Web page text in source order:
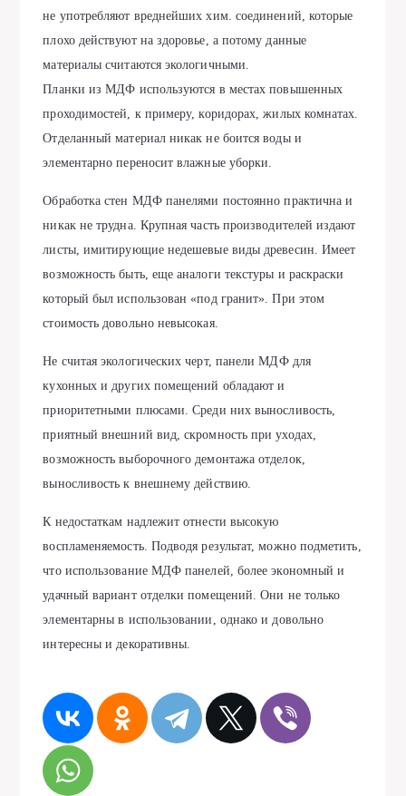
не употребляют вреднейших хим. соединений, которые
плохо действуют на здоровье, а потому данные
материалы считаются экологичными.
Планки из МДФ используются в местах повышенных
проходимостей, к примеру, коридорах, жилых комнатах.
Отделанный материал никак не боится воды и
элементарно переносит влажные уборки.
Обработка стен МДФ панелями постоянно практична и
никак не трудна. Крупная часть производителей издают
листы, имитирующие недешевые виды древесин. Имеет
возможность быть, еще аналоги текстуры и раскраски
который был использован «под гранит». При этом
стоимость довольно невысокая.
Не считая экологических черт, панели МДФ для
кухонных и других помещений обладают и
приоритетными плюсами. Среди них выносливость,
приятный внешний вид, скромность при уходах,
возможность выборочного демонтажа отделок,
выносливость к внешнему действию.
К недостаткам надлежит отнести высокую
воспламеняемость. Подводя результат, можно подметить,
что использование МДФ панелей, более экономный и
удачный вариант отделки помещений. Они не только
элементарны в использовании, однако и довольно
интересны и декоративны.